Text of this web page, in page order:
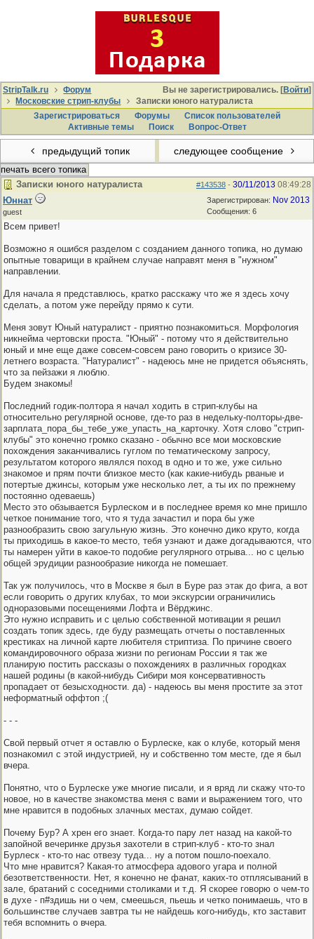
Вы не зарегистрировались. [Войти]
StripTalk.ru
Форум
Московские стрип-клубы
Записки юного натуралиста
Зарегистрироваться
Форумы
Список пользователей
Активные темы
Поиcк Вопрос-Ответ
предыдущий топик следующее сообщение
печать всего топика
#143538 - 30/11/2013 08:49:28
Записки юного натуралиста
Зарегистрирован: Nov 2013
Сообщения: 6
Юннат
guest
Всем привет!
Возможно я ошибся разделом с созданием данного топика, но думаю
опытные товарищи в крайнем случае направят меня в "нужном"
направлении.
Для начала я представлюсь, кратко расскажу что же я здесь хочу
сделать, а потом уже перейду прямо к сути.
Меня зовут Юный натуралист - приятно познакомиться. Морфология
никнейма чертовски проста. "Юный" - потому что я действительно
юный и мне еще даже совсем-совсем рано говорить о кризисе 30-
летнего возраста. "Натуралист" - надеюсь мне не придется объяснять,
что за пейзажи я люблю.
Будем знакомы!
Последний годик-полтора я начал ходить в стрип-клубы на
относительно регулярной основе, где-то раз в недельку-полторы-две-
зарплата_пора_бы_тебе_уже_упасть_на_карточку. Хотя слово "стрип-
клубы" это конечно громко сказано - обычно все мои московские
похождения заканчивались гуглом по тематическому запросу,
результатом которого являлся поход в одно и то же, уже сильно
знакомое и прям почти близкое место (как какие-нибудь рваные и
потертые джинсы, которым уже несколько лет, а ты их по прежнему
постоянно одеваешь)
Место это обзывается Бурлеском и в последнее время ко мне пришло
четкое понимание того, что я туда зачастил и пора бы уже
разнообразить свою загульную жизнь. Это конечно дико круто, когда
ты приходишь в какое-то место, тебя узнают и даже догадываются, что
ты намерен уйти в какое-то подобие регулярного отрыва... но с целью
общей эрудиции разнообразие никогда не помешает.
Так уж получилось, что в Москве я был в Буре раз этак до фига, а вот
если говорить о других клубах, то мои экскурсии ограничились
одноразовыми посещениями Лофта и Вёрджинс.
Это нужно исправить и с целью собственной мотивации я решил
создать топик здесь, где буду размещать отчеты о поставленных
крестиках на личной карте любителя стриптиза. По причине своего
командировочного образа жизни по регионам России я так же
планирую постить рассказы о похождениях в различных городках
нашей родины (в какой-нибудь Сибири моя консервативность
пропадает от безысходности. да) - надеюсь вы меня простите за этот
неформатный оффтоп ;(
- - -
Свой первый отчет я оставлю о Бурлеске, как о клубе, который меня
познакомил с этой индустрией, ну и собственно том месте, где я был
вчера.
Понятно, что о Бурлеске уже многие писали, и я вряд ли скажу что-то
новое, но в качестве знакомства меня с вами и выражением того, что
мне нравится в подобных злачных местах, думаю сойдет.
Почему Бур? А хрен его знает. Когда-то пару лет назад на какой-то
запойной вечеринке друзья захотели в стрип-клуб - кто-то знал
Бурлеск - кто-то нас отвезу туда... ну а потом пошло-поехало.
Что мне нравится? Какая-то атмосфера адового угара и полной
безответственности. Нет, я конечно не фанат, каких-то отплясываний в
зале, братаний с соседними столиками и т.д. Я скорее говорю о чем-то
в духе - п#здишь ни о чем, смеешься, пьешь и четко понимаешь, что в
большинстве случаев завтра ты не найдешь кого-нибудь, кто заставит
тебя вспомнить о вчера.